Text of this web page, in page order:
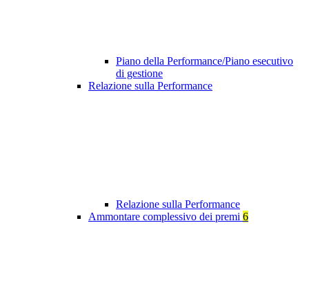
Piano della Performance/Piano esecutivo
di gestione
Relazione sulla Performance
Relazione sulla Performance
Ammontare complessivo dei premi 6